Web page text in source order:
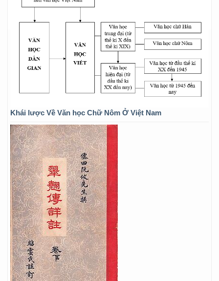
Khái lược Về Văn học Chữ Nôm Ở Việt Nam